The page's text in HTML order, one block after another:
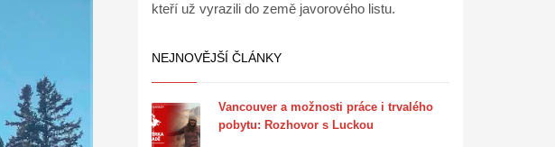
kteří už vyrazili do země javorového listu.
NEJNOVĚJŠÍ ČLÁNKY
Vancouver a možnosti práce i trvalého
pobytu: Rozhovor s Luckou